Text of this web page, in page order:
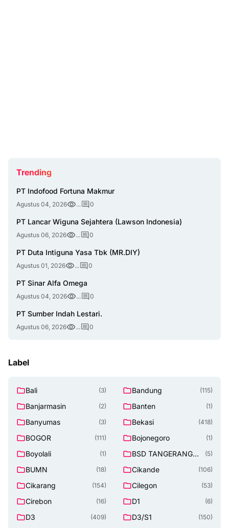
Trending
PT Indofood Fortuna Makmur
Agustus 04, 2026 ... 0
PT Lancar Wiguna Sejahtera (Lawson Indonesia)
Agustus 06, 2026 ... 0
PT Duta Intiguna Yasa Tbk (MR.DIY)
Agustus 01, 2026 ... 0
PT Sinar Alfa Omega
Agustus 04, 2026 ... 0
PT Sumber Indah Lestari.
Agustus 06, 2026 ... 0
Label
Bali (3) Bandung (115)
Banjarmasin (2) Banten (1)
Banyumas (3) Bekasi (418)
BOGOR (111) Bojonegoro (1)
Boyolali (1)
BSD TANGERANG
(5)
BUMN (18) Cikande (106)
Cikarang (154) Cilegon (53)
Cirebon (16) D1 (6)
D3 (409) D3/S1 (150)